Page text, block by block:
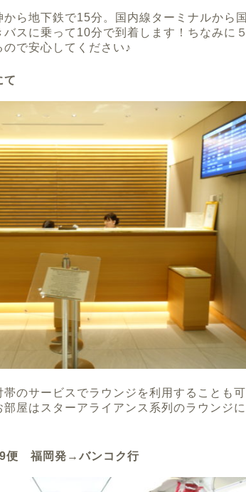
ら地下鉄で15分。国内線ターミナルから国
スに乗って10分で到着します！ちなみに５
で安心してください♪
て
帯のサービスでラウンジを利用することも可
屋はスターアライアンス系列のラウンジに
便 福岡発→バンコク行